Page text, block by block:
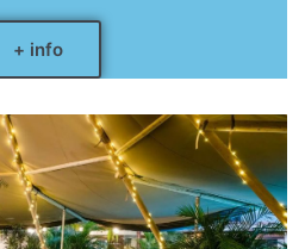
+ info